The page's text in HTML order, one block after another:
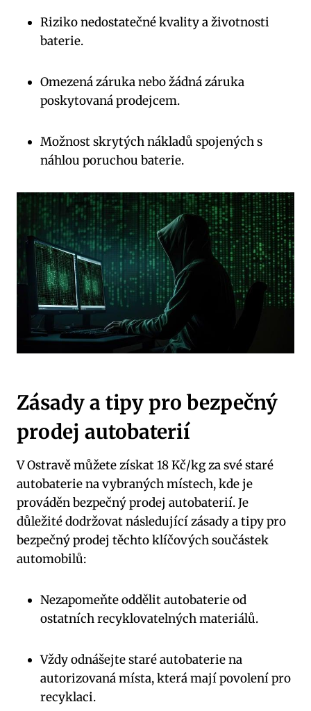
Riziko nedostatečné kvality a životnosti
baterie.
Omezená záruka nebo žádná záruka
poskytovaná prodejcem.
Možnost skrytých nákladů spojených s
náhlou poruchou baterie.
Zásady a tipy pro bezpečný
prodej autobaterií
V Ostravě můžete získat 18 Kč/kg za své staré
autobaterie na vybraných místech, kde je
prováděn bezpečný prodej autobaterií. Je
důležité dodržovat následující zásady a tipy pro
bezpečný prodej těchto klíčových součástek
automobilů:
Nezapomeňte oddělit autobaterie od
ostatních recyklovatelných materiálů.
Vždy odnášejte staré autobaterie na
autorizovaná místa, která mají povolení pro
recyklaci.